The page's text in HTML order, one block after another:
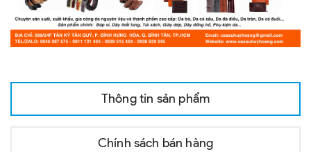
Thông tin sản phẩm
Chính sách bán hàng